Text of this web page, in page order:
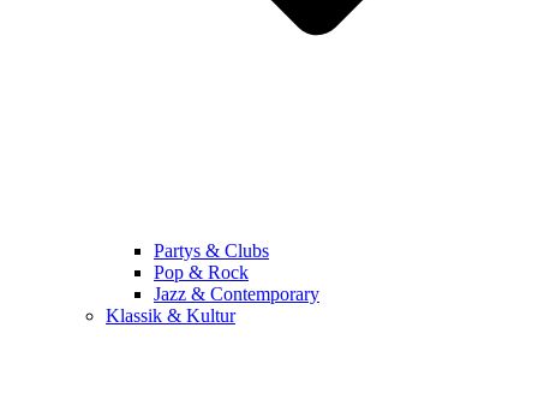
Partys & Clubs
Pop & Rock
Jazz & Contemporary
Klassik & Kultur